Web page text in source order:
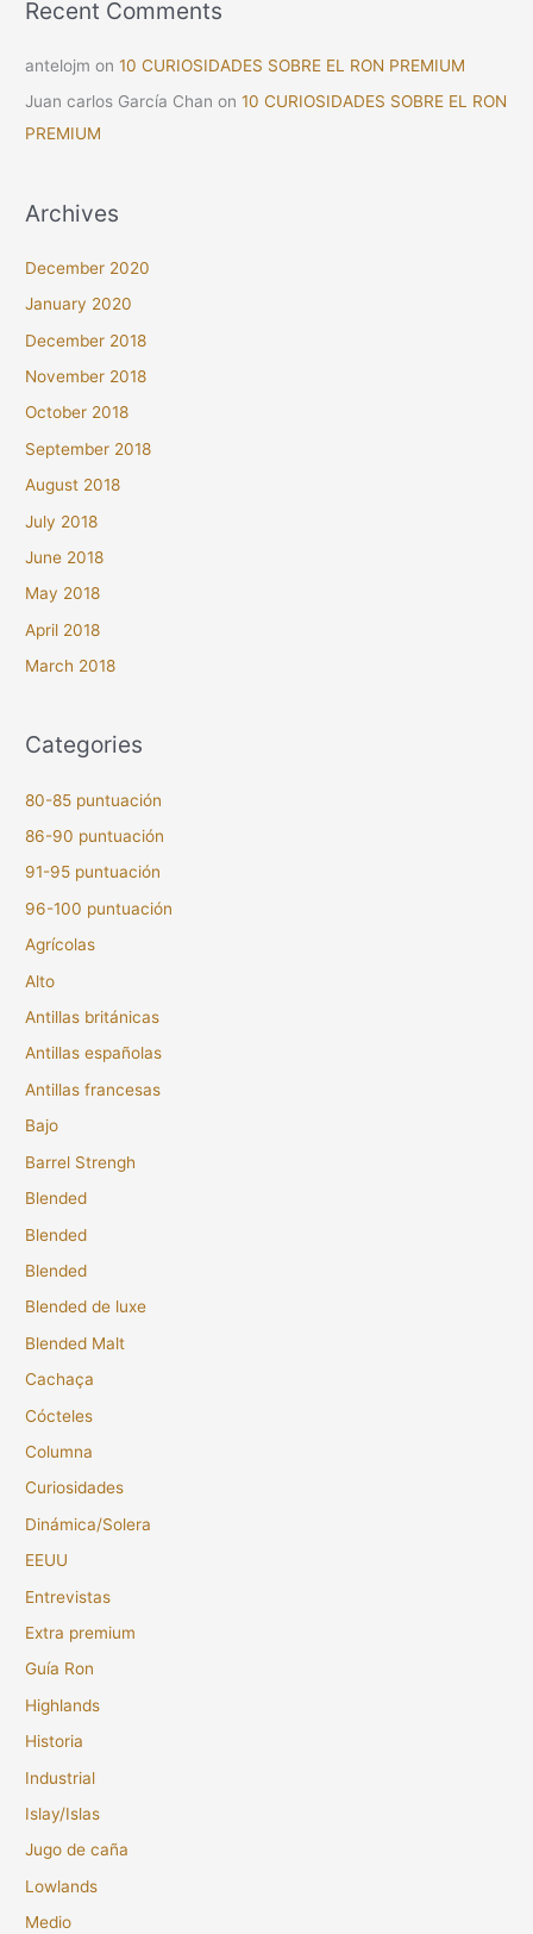
Recent Comments
antelojm on10 CURIOSIDADES SOBRE EL RON PREMIUM
Juan carlos García Chan on10 CURIOSIDADES SOBRE EL RON
PREMIUM
Archives
December 2020
January 2020
December 2018
November 2018
October 2018
September 2018
August 2018
July 2018
June 2018
May 2018
April 2018
March 2018
Categories
80-85 puntuación
86-90 puntuación
91-95 puntuación
96-100 puntuación
Agrícolas
Alto
Antillas británicas
Antillas españolas
Antillas francesas
Bajo
Barrel Strengh
Blended
Blended
Blended
Blended de luxe
Blended Malt
Cachaça
Cócteles
Columna
Curiosidades
Dinámica/Solera
EEUU
Entrevistas
Extra premium
Guía Ron
Highlands
Historia
Industrial
Islay/Islas
Jugo de caña
Lowlands
Medio